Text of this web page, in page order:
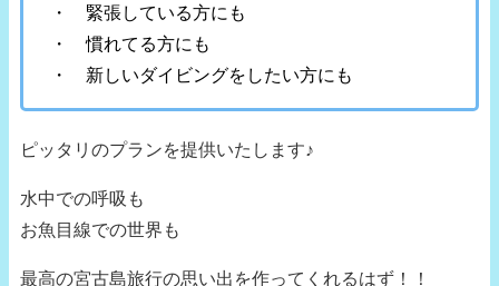
・ 緊張している方にも
・ 慣れてる方にも
・ 新しいダイビングをしたい方にも
ピッタリのプランを提供いたします♪
水中での呼吸も
お魚目線での世界も
最高の宮古島旅行の思い出を作ってくれるはず！！